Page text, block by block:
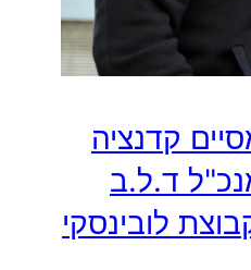
קדנציה
ד.ל.ב
לובינסקי